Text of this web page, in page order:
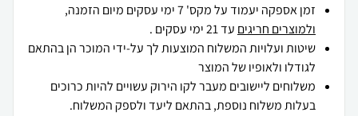
זמן אספקה יעמוד על מקס' 7 ימי עסקים מיום הזמנה,
ולמוצרים חריגים עד 21 ימי עסקים .
שיטות ועלויות המשלוח המוצעות לך על-ידי המוכר הן בהתאם
לגודלו ולאופיו של המוצר
משלוחים ליישובים מעבר לקו הירוק עשויים להיות כרוכים
בעלות משלוח נוספת, בהתאם ליעד ולספק המשלוח.